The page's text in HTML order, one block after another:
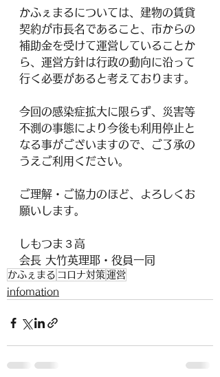
かふぇまるについては、建物の賃貸
契約が市長名であること、市からの
補助金を受けて運営していることか
ら、運営方針は行政の動向に沿って
行く必要があると考えております。
今回の感染症拡大に限らず、災害等
不測の事態により今後も利用停止と
なる事がございますので、ご了承の
うえご利用ください。
ご理解・ご協力のほど、よろしくお
願いします。
しもつま３高
会長 大竹英理耶・役員一同
かふぇまる コロナ対策運営
infomation